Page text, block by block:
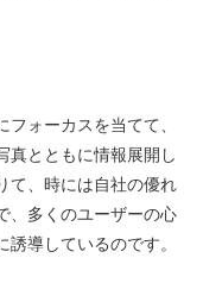
ォーカスを当てて、
真とともに情報展開し
て、時には自社の優れ
、多くのユーザーの心
導しているのです。